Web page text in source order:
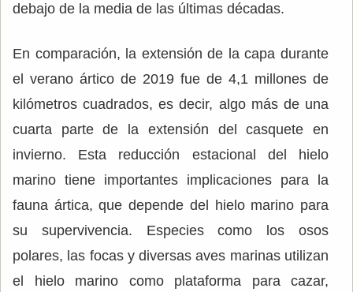
debajo de la media de las últimas décadas.
En comparación, la extensión de la capa durante
el verano ártico de 2019 fue de 4,1 millones de
kilómetros cuadrados, es decir, algo más de una
cuarta parte de la extensión del casquete en
invierno. Esta reducción estacional del hielo
marino tiene importantes implicaciones para la
fauna ártica, que depende del hielo marino para
su supervivencia. Especies como los osos
polares, las focas y diversas aves marinas utilizan
el hielo marino como plataforma para cazar,